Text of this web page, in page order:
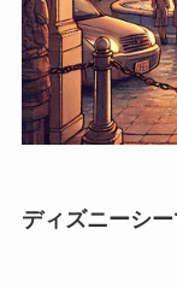
ディズニーシ